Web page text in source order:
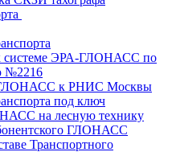
системе ЭРА-ГЛОНАСС по
№2216
к РНИС Москвы
под ключ
на лесную технику
ГЛОНАСС
Транспортного